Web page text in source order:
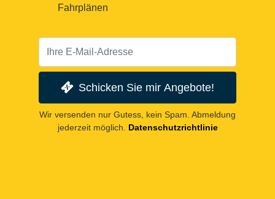
Fahrplänen
Schicken Sie mir Angebote!
Wir versenden nur Gutess, kein Spam. Abmeldung
jederzeit möglich.
Datenschutzrichtlinie